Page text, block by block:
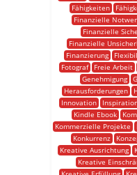
Fähigkeiten
Finanzielle
Finanzielle
Finanzielle
Finanzierung
Fotograf
Freie Arbeit
Genehmigung
Herausforderungen
Innovation
Kindle Ebook
Kommerzielle Projekte
Konkurrenz
Kreative Ausrichtung
Kreative